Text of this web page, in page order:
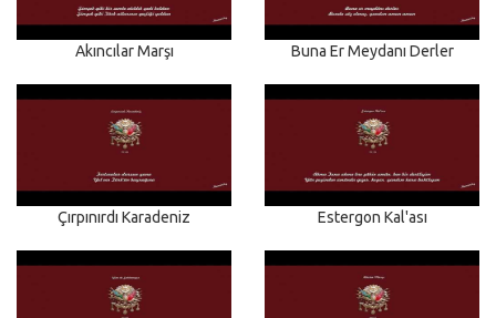
Akıncılar Marşı Buna Er Meydanı Derler
Çırpınırdı Karadeniz Estergon Kal'ası